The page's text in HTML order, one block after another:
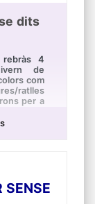
dits
4
de
com
ratlles
per a
de
o
estan
SENSE